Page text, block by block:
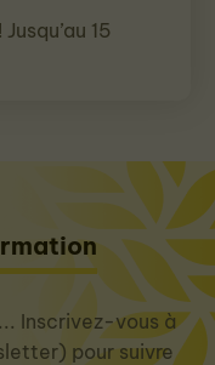
15
Inscrivez-vous à
pour suivre